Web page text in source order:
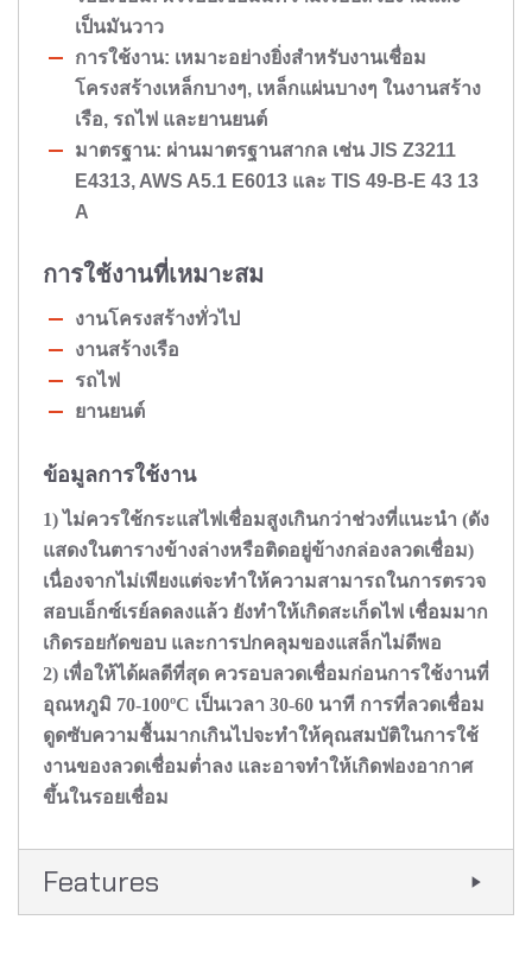
เป็นมันวาว
การใช้งาน: เหมาะอย่างยิ่งสำหรับงานเชื่อม
โครงสร้างเหล็กบางๆ, เหล็กแผ่นบางๆ ในงานสร้าง
เรือ, รถไฟ และยานยนต์
มาตรฐาน: ผ่านมาตรฐานสากล เช่น JIS Z3211
E4313, AWS A5.1 E6013 และ TIS 49-B-E 43 13
A
การใช้งานที่เหมาะสม
งานโครงสร้างทั่วไป
งานสร้างเรือ
รถไฟ
ยานยนต์
ข้อมูลการใช้งาน
1) ไม่ควรใช้กระแสไฟเชื่อมสูงเกินกว่าช่วงที่แนะนำ (ดัง
แสดงในตารางข้างล่างหรือติดอยู่ข้างกล่องลวดเชื่อม)
เนื่องจากไม่เพียงแต่จะทำให้ความสามารถในการตรวจ
สอบเอ็กซ์เรย์ลดลงแล้ว ยังทำให้เกิดสะเก็ดไฟ เชื่อมมาก
เกิดรอยกัดขอบ และการปกคลุมของแสล็กไม่ดีพอ
2) เพื่อให้ได้ผลดีที่สุด ควรอบลวดเชื่อมก่อนการใช้งานที่
อุณหภูมิ 70-100ºC เป็นเวลา 30-60 นาที การที่ลวดเชื่อม
ดูดซับความชื้นมากเกินไปจะทำให้คุณสมบัติในการใช้
งานของลวดเชื่อมต่ำลง และอาจทำให้เกิดฟองอากาศ
ขึ้นในรอยเชื่อม
Features